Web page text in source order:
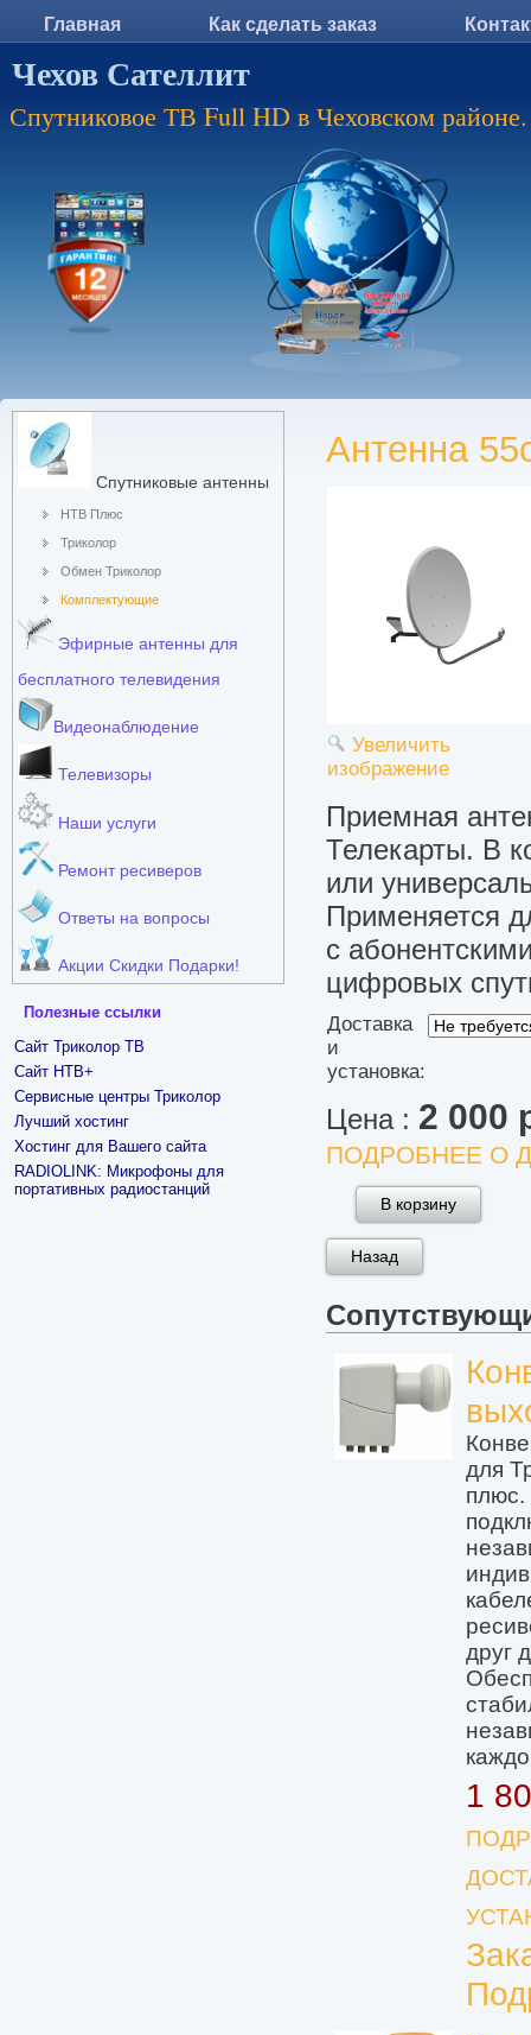
Главная Как сделать заказ
Чехов Сателлит
Спутниковое ТВ Full HD в Чеховском районе.
Спутниковые антенны
НТВ Плюс
Триколор
Обмен Триколор
Комплектующие
Эфирные антенны для
бесплатного телевидения
Видеонаблюдение
Телевизоры
Наши услуги
Ремонт ресиверов
Ответы на вопросы
Акции Скидки Подарки!
Полезные ссылки
Сайт Триколор ТВ
Сайт НТВ+
Сервисные центры Триколор
Лучший хостинг
Хостинг для Вашего сайта
RADIOLINK: Микрофоны для
портативных радиостанций
Антенна
Увеличить
изображение
Приемная
Телекарты. В
или
Применяется
с
цифровых
Доставка
и
установка:
Цена : 2 000
ПОДРОБНЕЕ О
для
плюс.
друг
1